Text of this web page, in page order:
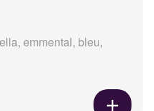
emmental, bleu,